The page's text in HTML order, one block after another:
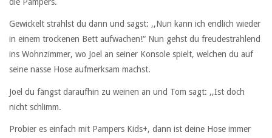
Gewickelt strahlst du dann und sagst: ,,Nun kann ich endlich wieder
in einem trockenen Bett aufwachen!“ Nun gehst du freudestrahlend
ins Wohnzimmer, wo Joel an seiner Konsole spielt, welchen du auf
seine nasse Hose aufmerksam machst.
Joel du fängst daraufhin zu weinen an und Tom sagt: ,,Ist doch
nicht schlimm.
Probier es einfach mit Pampers Kids+, dann ist deine Hose immer